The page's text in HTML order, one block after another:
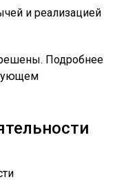
и реализацией
Подробнее